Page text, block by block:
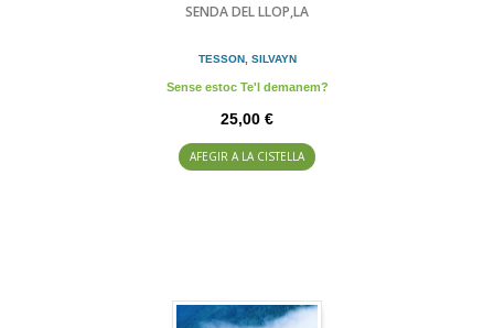
SENDA DEL LLOP,LA
TESSON, SILVAYN
Sense estoc Te'l demanem?
25,00 €
AFEGIR A LA CISTELLA